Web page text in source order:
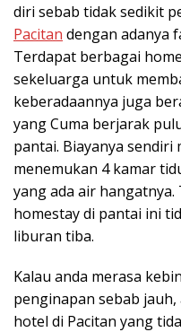
diri sebab tidak sedikit
Pacitan dengan adanya
Terdapat berbagai
sekeluarga untuk
keberadaannya juga
yang Cuma berjarak
pantai. Biayanya sendiri
menemukan 4 kamar
yang ada air
homestay di pantai ini
liburan tiba.
Kalau anda merasa
penginapan sebab
hotel di Pacitan yang